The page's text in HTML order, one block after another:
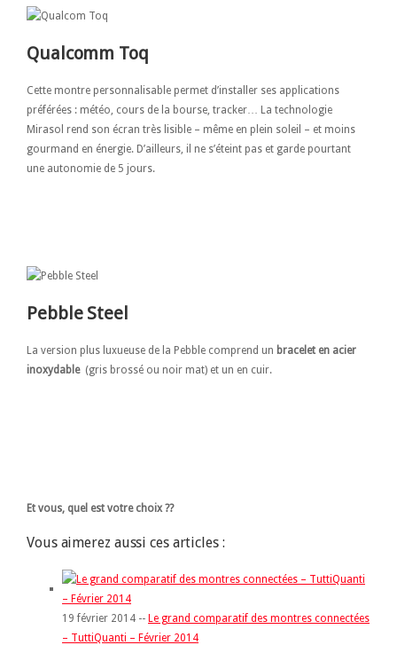
Qualcomm Toq
Cette montre personnalisable permet d’installer ses applications
préférées : météo, cours de la bourse, tracker… La technologie
Mirasol rend son écran très lisible – même en plein soleil – et moins
gourmand en énergie. D’ailleurs, il ne s’éteint pas et garde pourtant
une autonomie de 5 jours.
Pebble Steel
La version plus luxueuse de la Pebble comprend un bracelet en acier
inoxydable(gris brossé ou noir mat) et un en cuir.
Et vous, quel est votre choix ??
Vous aimerez aussi ces articles :
19 février 2014 -- Le grand comparatif des montres connectées
– TuttiQuanti – Février 2014